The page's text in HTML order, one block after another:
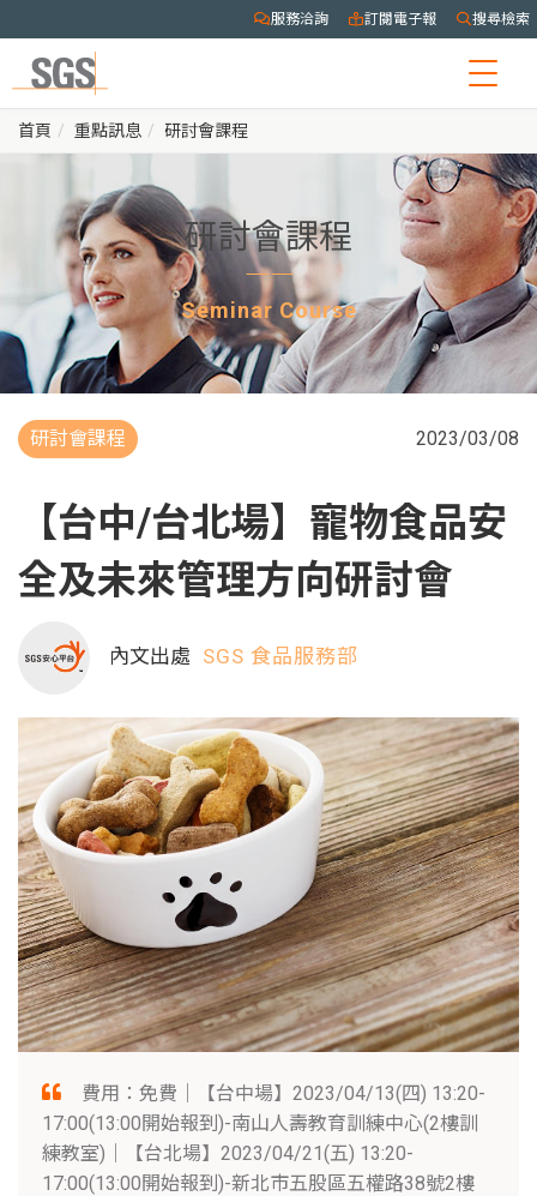
服務洽詢 訂閱電子報 搜尋檢索
首頁 重點訊息 研討會課程
研討會課程
Seminar Course
研討會課程 2023/03/08
【台中/台北場】寵物食品安
全及未來管理方向研討會
內文出處 SGS 食品服務部
費用：免費｜【台中場】2023/04/13(四) 13:20-
17:00(13:00開始報到)-南山人壽教育訓練中心(2樓訓
練教室)｜【台北場】2023/04/21(五) 13:20-
17:00(13:00開始報到)-新北市五股區五權路38號2樓